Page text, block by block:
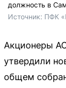
должность в
Источник: ПФК
Акционеры
утвердили
общем